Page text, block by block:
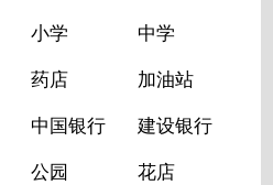
小学 中学
药店 加油站
中国银行 建设银行
公园 花店